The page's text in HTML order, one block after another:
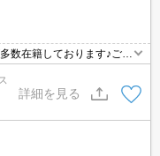
在籍しております♪ご要
期費用クレジット支払可
社に一度も来店せずとも
ている物件も全てご紹介
し付けください★
詳細を見る